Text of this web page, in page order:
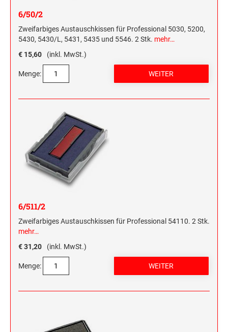
6/50/2
Zweifarbiges Austauschkissen für Professional 5030, 5200,
5430, 5430/L, 5431, 5435 und 5546. 2 Stk. mehr…
€ 15,60
(inkl. MwSt.)
Menge:
6/511/2
Zweifarbiges Austauschkissen für Professional 54110. 2 Stk.
mehr…
€ 31,20
(inkl. MwSt.)
Menge: